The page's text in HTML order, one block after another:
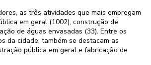
as três atividades que mais empregam
em geral (1002), construção de
de águas envasadas (33). Entre os
da cidade, também se destacam as
pública em geral e fabricação de